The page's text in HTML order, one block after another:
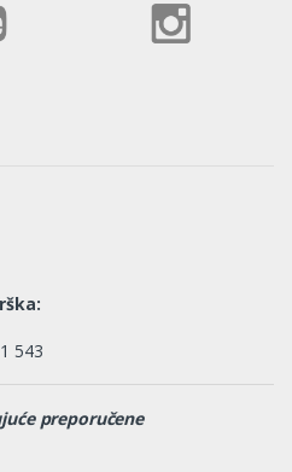
543
preporučene